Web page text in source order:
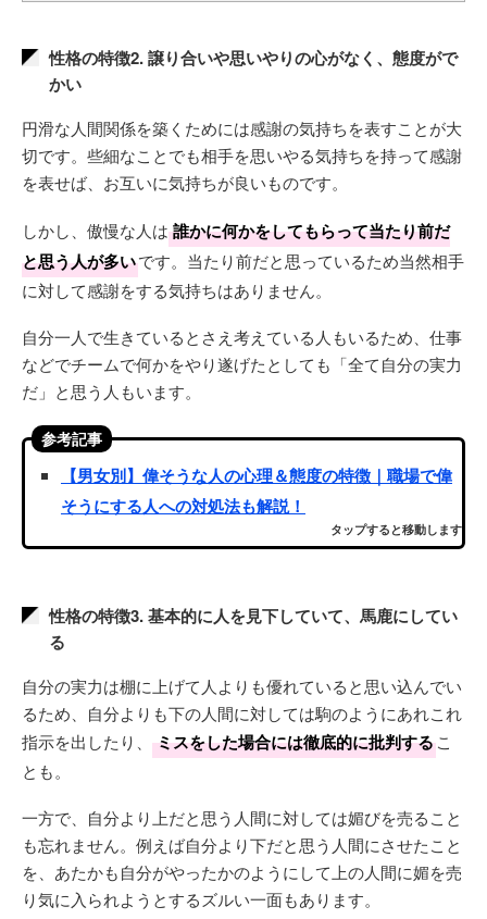
性格の特徴2. 譲り合いや思いやりの心がなく、態度がで
かい
円滑な人間関係を築くためには感謝の気持ちを表すことが大
切です。些細なことでも相手を思いやる気持ちを持って感謝
を表せば、お互いに気持ちが良いものです。
しかし、傲慢な人は 誰かに何かをしてもらって当たり前だ
と思う人が多いです。当たり前だと思っているため当然相手
に対して感謝をする気持ちはありません。
自分一人で生きているとさえ考えている人もいるため、仕事
などでチームで何かをやり遂げたとしても「全て自分の実力
だ」と思う人もいます。
参考記事
【男女別】偉そうな人の心理＆態度の特徴｜職場で偉
そうにする人への対処法も解説！
タップすると移動します
性格の特徴3. 基本的に人を見下していて、馬鹿にしてい
る
自分の実力は棚に上げて人よりも優れていると思い込んでい
るため、自分よりも下の人間に対しては駒のようにあれこれ
指示を出したり、
ミスをした場合には徹底的に批判するこ
とも。
一方で、自分より上だと思う人間に対しては媚びを売ること
も忘れません。例えば自分より下だと思う人間にさせたこと
を、あたかも自分がやったかのようにして上の人間に媚を売
り気に入られようとするズルい一面もあります。